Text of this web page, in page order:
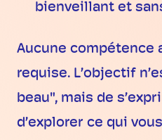
bienveillant et
Aucune compétence
requise. L’objectif
beau", mais de
d’explorer ce qui